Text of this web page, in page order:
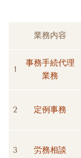
業務内容
1
事務手続代理
業務
2 定例事務
3 労務相談